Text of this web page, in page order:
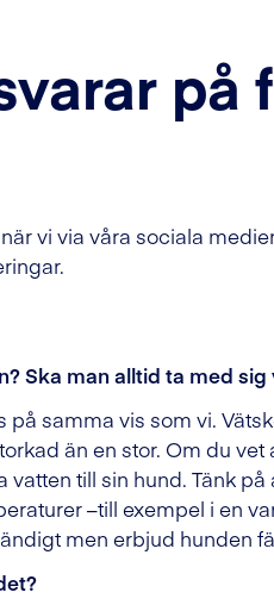
på
vi via våra sociala
Ska man alltid ta med
samma vis som vi.
än en stor. Om du
till sin hund. Tänk
–till exempel i en
men erbjud hunden